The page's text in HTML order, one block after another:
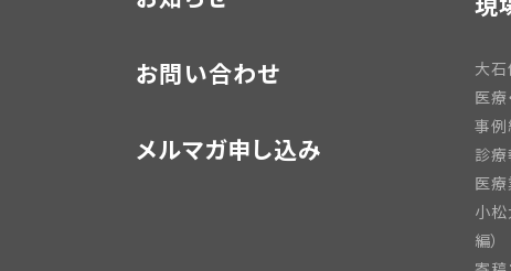
お問い合わせ
メルマガ申し込み
大石
医療
事
診
医
小松
編）